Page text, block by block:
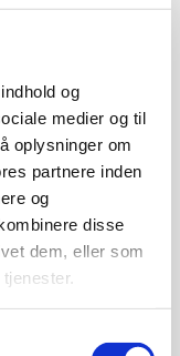
og
medier og til
oplysninger om
partnere inden
og
disse
dem, eller som
til
for at
afsluttes med
fag skal
et år inden